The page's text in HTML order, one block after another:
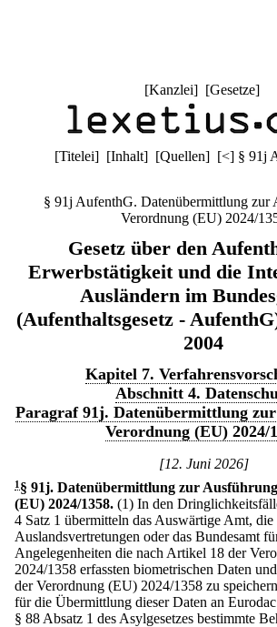
[Kanzlei] [Gesetze]
[Titelei] [Inhalt] [Quellen] [<] § 91j
§ 91j AufenthG. Datenübermittlung zur
Verordnung (EU) 2024/
Gesetz über den
Erwerbstätigkeit und die
Ausländern im
(Aufenthaltsgesetz -
2004
Kapitel 7.
Abschnitt 4.
Paragraf 91j. Datenübermittlung
Verordnung (EU) 2024/
[12. Juni 2026]
1 § 91j. Datenübermittlung zur
(EU) 2024/1358. (1) In den
4 Satz 1 übermitteln das Auswärtige Amt, die
Auslandsvertretungen oder das Bundesamt
Angelegenheiten die nach Artikel 18 der
2024/1358 erfassten biometrischen Daten
der Verordnung (EU) 2024/1358 zu
für die Übermittlung dieser Daten an
§ 88 Absatz 1 des Asylgesetzes bestimmte